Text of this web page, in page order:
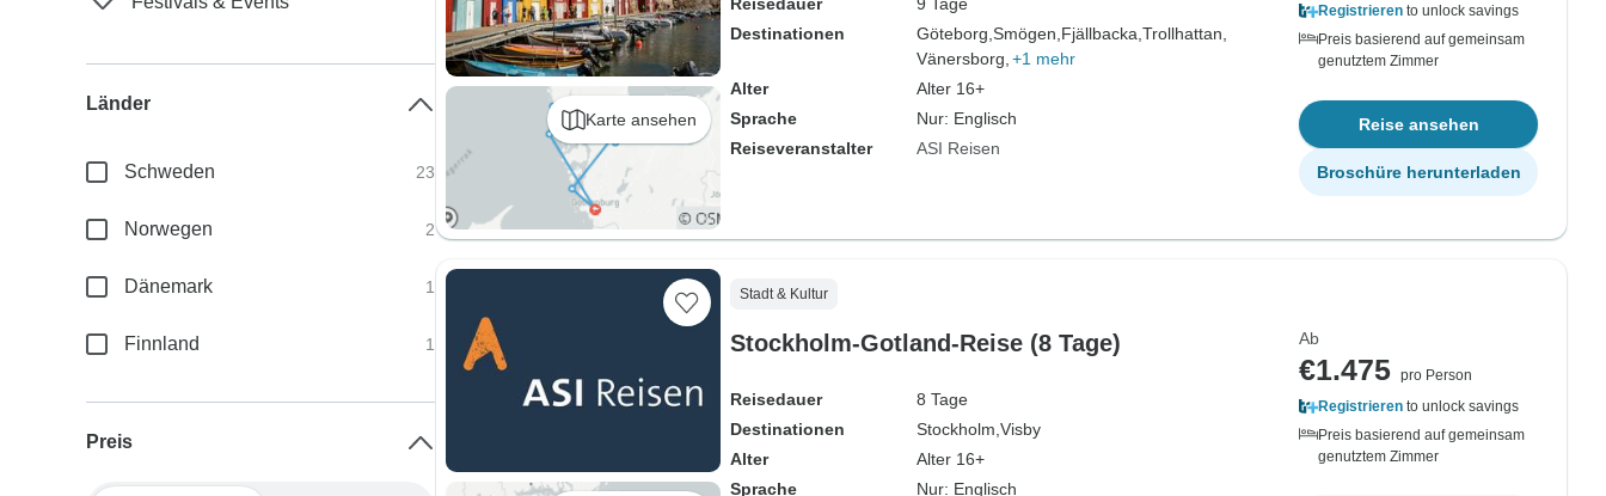
Karte ansehen
Destinationen
Göteborg, Smögen, Fjällbacka, Trollhattan,
Vänersborg, +1 mehr
Alter
Alter 16+
Sprache
Nur: Englisch
Reiseveranstalter
ASI Reisen
Registrieren to unlock savings
Preis basierend auf gemeinsam
genutztem Zimmer
Reise ansehen
Broschüre herunterladen
Stadt & Kultur
Stockholm-Gotland-Reise (8 Tage)
Reisedauer
8 Tage
Destinationen
Stockholm, Visby
Alter
Alter 16+
Sprache
Nur: Englisch
Ab
€1.475 pro Person
Registrieren to unlock savings
Preis basierend auf gemeinsam
genutztem Zimmer
Länder
Schweden 23
Norwegen 2
Dänemark 1
Finnland 1
Preis